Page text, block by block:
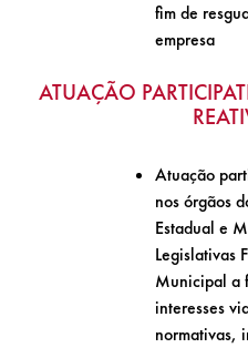
fim de
empresa
ATUAÇÃO
Atuação
nos órgãos
Estadual e
Legislativas
Municipal a
interesses
normativas,